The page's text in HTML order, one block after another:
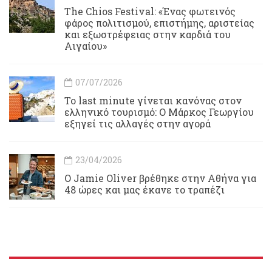
Τhe Chios Festival: «Ένας φωτεινός
φάρος πολιτισμού, επιστήμης, αριστείας
και εξωστρέφειας στην καρδιά του
Αιγαίου»
07/07/2026
Το last minute γίνεται κανόνας στον
ελληνικό τουρισμό: Ο Μάρκος Γεωργίου
εξηγεί τις αλλαγές στην αγορά
23/04/2026
Ο Jamie Oliver βρέθηκε στην Αθήνα για
48 ώρες και μας έκανε το τραπέζι